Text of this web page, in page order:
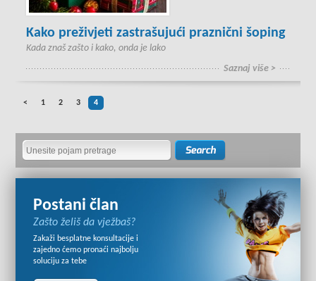
Kako preživjeti zastrašujući praznični šoping
Kada znaš zašto i kako, onda je lako
Saznaj više >
< 1 2 3 4
Postani član
Zašto želiš da vježbaš?
Zakaži besplatne konsultacije i
zajedno ćemo pronaći najbolju
soluciju za tebe